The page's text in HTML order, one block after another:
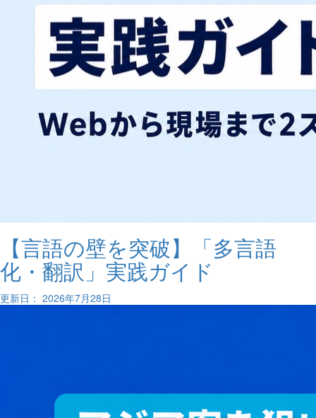
【言語の壁を突破】「多言語
化・翻訳」実践ガイド
更新日： 2026年7月28日